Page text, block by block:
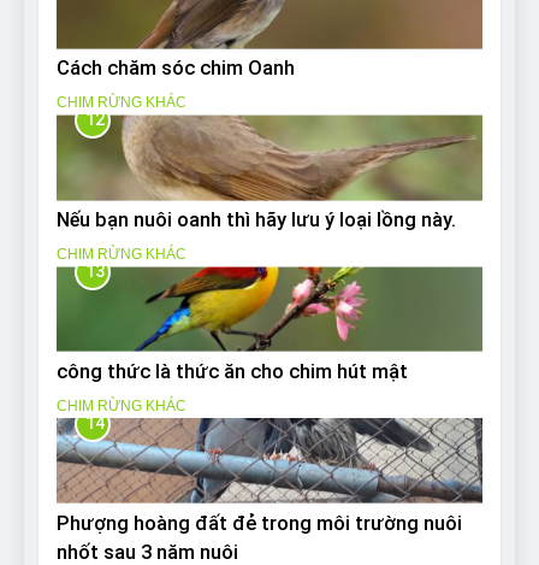
Cách chăm sóc chim Oanh
CHIM RỪNG KHÁC
12
Nếu bạn nuôi oanh thì hãy lưu ý loại lồng này.
CHIM RỪNG KHÁC
13
công thức là thức ăn cho chim hút mật
CHIM RỪNG KHÁC
14
Phượng hoàng đất đẻ trong môi trường nuôi
nhốt sau 3 năm nuôi